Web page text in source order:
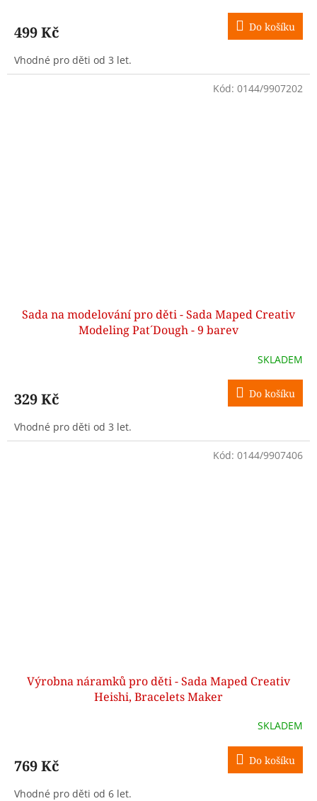
499 Kč Do košíku
Vhodné pro děti od 3 let.
Sada na modelování pro děti - Sada Maped Creativ
Modeling Pat´Dough - 9 barev
SKLADEM
329 Kč Do košíku
Vhodné pro děti od 3 let.
Kód: 0144/9907202
Výrobna náramků pro děti - Sada Maped Creativ
Heishi, Bracelets Maker
SKLADEM
769 Kč Do košíku
Vhodné pro děti od 6 let.
Kód: 0144/9907406